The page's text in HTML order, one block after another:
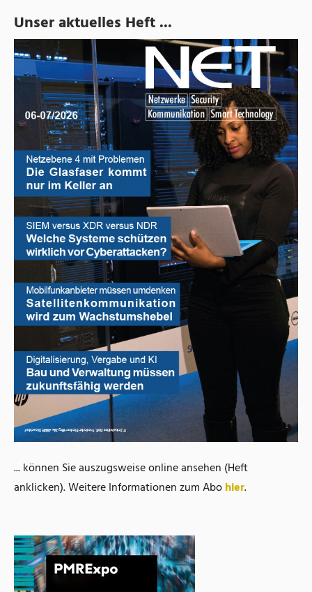
Unser aktuelles Heft ...
... können Sie auszugsweise online ansehen (Heft
anklicken). Weitere Informationen zum Abohier.